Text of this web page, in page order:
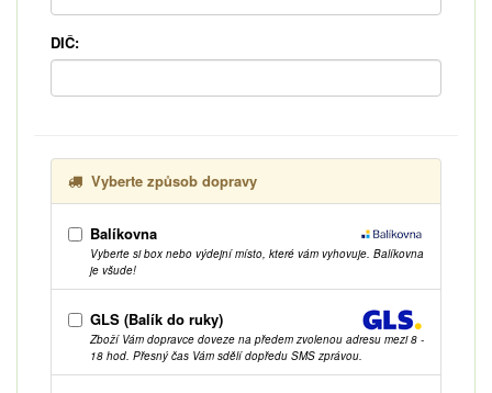
DIČ:
Vyberte způsob dopravy
Balíkovna
Vyberte si box nebo výdejní místo, které vám vyhovuje. Balíkovna
je všude!
GLS (Balík do ruky)
Zboží Vám dopravce doveze na předem zvolenou adresu mezi 8 -
18 hod. Přesný čas Vám sdělí dopředu SMS zprávou.